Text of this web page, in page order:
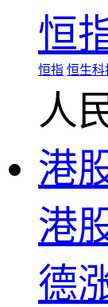
恒
恒指 恒生科
人
港
港
德